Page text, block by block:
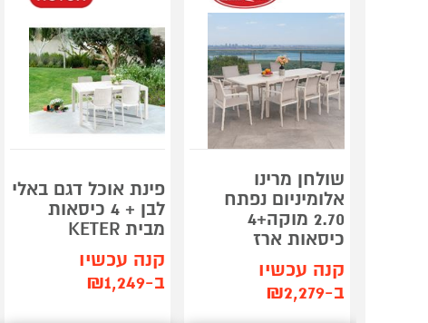
שולחן מרינו
אלומיניום נפתח
2.70 מוקה+4
כיסאות ארז
קנה עכשיו
ב-₪2,279
פינת אוכל דגם באלי
לבן + 4 כיסאות
מבית KETER
קנה עכשיו
ב-₪1,249